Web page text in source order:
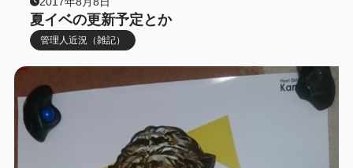
夏イベの更新予定とか
管理人近況（雑記）